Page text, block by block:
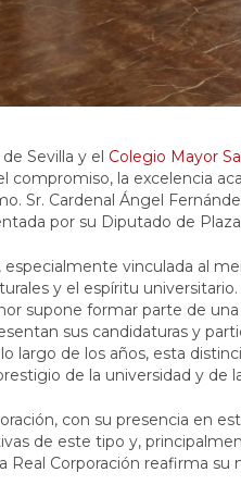
Sevilla y el Colegio Mayor
compromiso, la excelencia
Sr. Cardenal Ángel
por su Diputado de
especialmente vinculada al
y el espíritu
supone formar parte de
sus candidaturas y
largo de los años, esta
de la universidad y de
con su presencia en
de este tipo y,
Real Corporación reafirma